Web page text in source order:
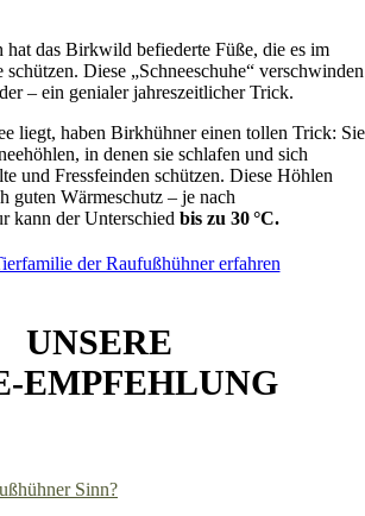
hat das Birkwild befiederte Füße, die es im
Diese „Schneeschuhe“ verschwinden
– ein genialer jahreszeitlicher Trick.
liegt, haben Birkhühner einen tollen Trick: Sie
in denen sie schlafen und sich
und Fressfeinden schützen. Diese Höhlen
guten Wärmeschutz – je nach
kann der Unterschiedbis zu 30°C.
der Raufußhühner erfahren
UNSERE
EMPFEHLUNG
Sinn?